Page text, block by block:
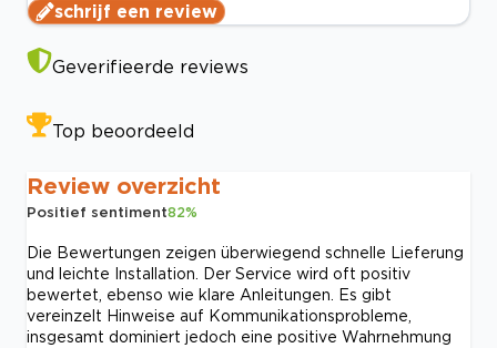
schrijf een review
Geverifieerde reviews
Top beoordeeld
Review overzicht
Positief sentiment82%
Die Bewertungen zeigen überwiegend schnelle Lieferung
und leichte Installation. Der Service wird oft positiv
bewertet, ebenso wie klare Anleitungen. Es gibt
vereinzelt Hinweise auf Kommunikationsprobleme,
insgesamt dominiert jedoch eine positive Wahrnehmung